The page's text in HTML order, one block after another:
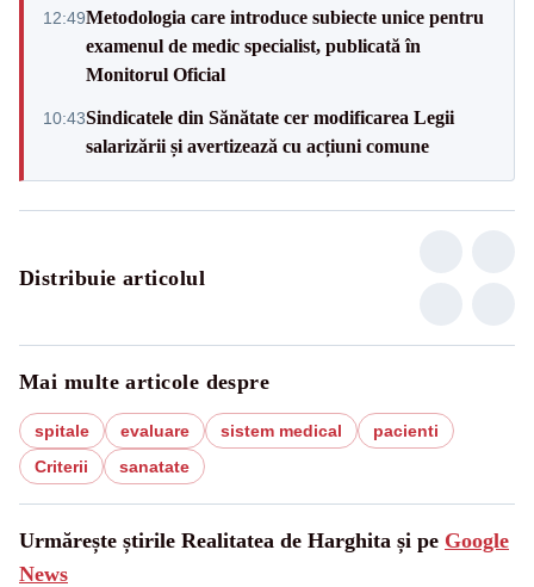
12:49Metodologia care introduce subiecte unice pentru
examenul de medic specialist, publicată în
Monitorul Oficial
10:43Sindicatele din Sănătate cer modificarea Legii
salarizării și avertizează cu acțiuni comune
Distribuie articolul
Mai multe articole despre
spitale evaluare sistem medical
pacienti
Criterii
sanatate
Urmărește știrile Realitatea de Harghita și pe Google
News